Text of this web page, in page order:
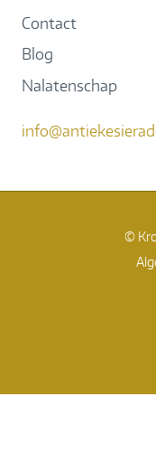
Contact
Blog
Nalatenschap
©